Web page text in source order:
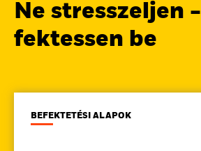
Ne stresszeljen -
fektessen be
BEFEKTETÉSI ALAPOK